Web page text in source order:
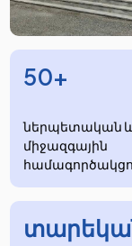
50+
ներպետական
միջազգային